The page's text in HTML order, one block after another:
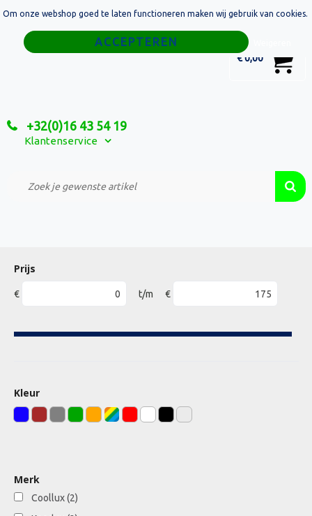
€ 0,00
+32(0)16 43 54 19
Klantenservice
Home
Relatiegeschenken
Custom Made Projecten
Prijs
€ t/m €
Kleur
Merk
Coollux (2)
Om onze webshop goed te laten functioneren maken wij gebruik van cookies.